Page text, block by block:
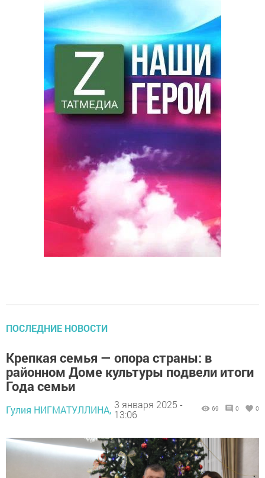
ПОСЛЕДНИЕ НОВОСТИ
Крепкая семья — опора страны: в
районном Доме культуры подвели итоги
Года семьи
Гулия НИГМАТУЛЛИНА, 3 января 2025 -
13:06
69 0 0